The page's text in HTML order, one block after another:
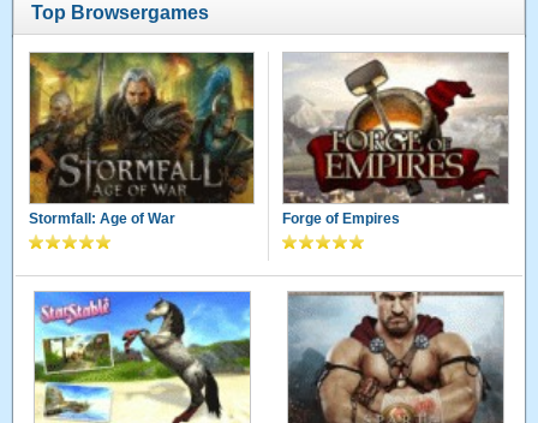
Top Browsergames
Stormfall: Age of War Forge of Empires